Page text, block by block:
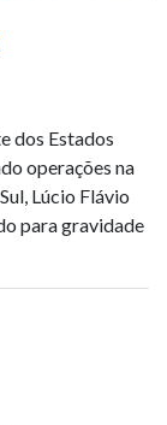
dos Estados
operações na
Lúcio Flávio
para gravidade